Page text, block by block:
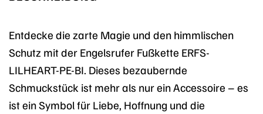
Entdecke die zarte Magie und den himmlischen
Schutz mit der Engelsrufer Fußkette ERFS-
LILHEART-PE-BI. Dieses bezaubernde
Schmuckstück ist mehr als nur ein Accessoire – es
ist ein Symbol für Liebe, Hoffnung und die